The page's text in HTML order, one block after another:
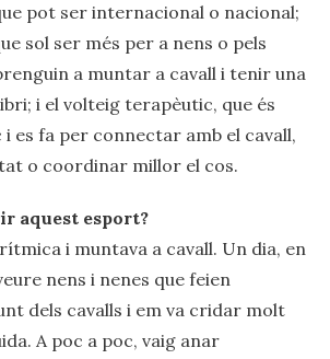
pot ser internacional o nacional;
sol ser més per a nens o pels
a muntar a cavall i tenir una
i el volteig terapèutic, que és
es fa per connectar amb el cavall,
o coordinar millor el cos.
aquest esport?
i muntava a cavall. Un dia, en
nens i nenes que feien
dels cavalls i em va cridar molt
A poc a poc, vaig anar